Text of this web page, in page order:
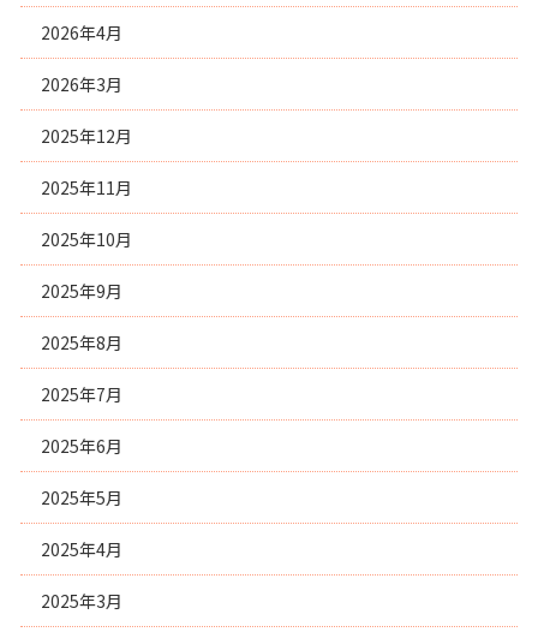
2026年4月
2026年3月
2025年12月
2025年11月
2025年10月
2025年9月
2025年8月
2025年7月
2025年6月
2025年5月
2025年4月
2025年3月